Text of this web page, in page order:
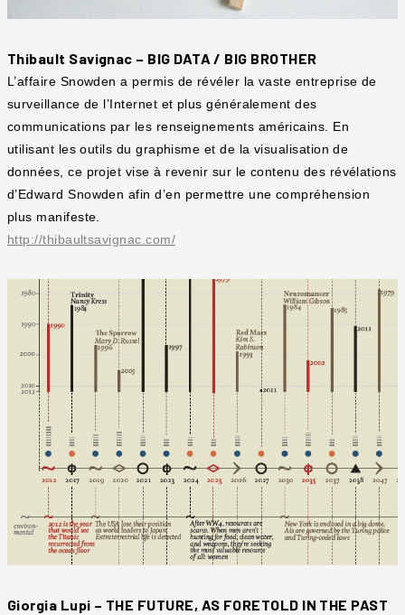
Thibault Savignac – BIG DATA / BIG BROTHER
L’affaire Snowden a permis de révéler la vaste entreprise de
surveillance de l’Internet et plus généralement des
communications par les renseignements américains. En
utilisant les outils du graphisme et de la visualisation de
données, ce projet vise à revenir sur le contenu des révélations
d’Edward Snowden afin d’en permettre une compréhension
plus manifeste.
http://thibaultsavignac.com/
Giorgia Lupi – THE FUTURE, AS FORETOLD IN THE PAST